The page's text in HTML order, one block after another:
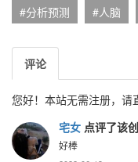
#分析预测 #人脑
评论
您好！本站无需注册，请
宅女 点评了该
好棒